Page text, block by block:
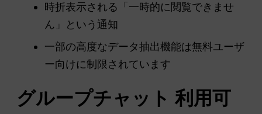
時折表示される「一時的に閲覧できませ
ん」という通知
一部の高度なデータ抽出機能は無料ユーザ
ー向けに制限されています
グループチャット 利用可